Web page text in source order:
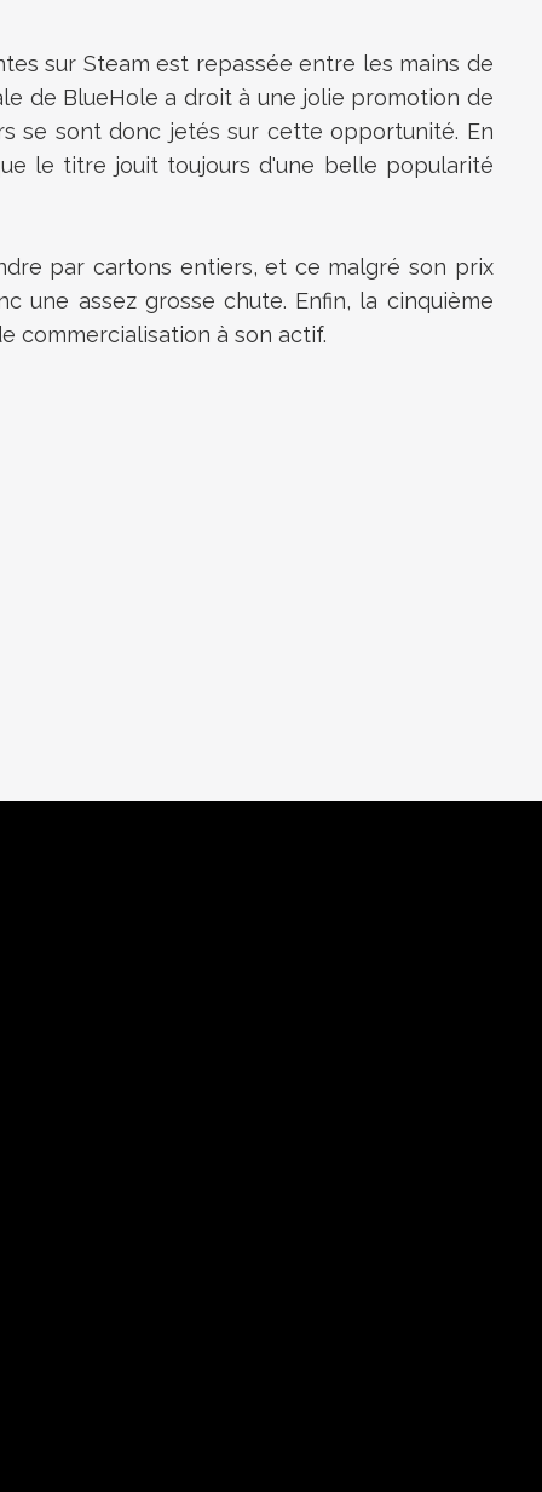
sur Steam est repassée entre les mains de
de BlueHole a droit à une jolie promotion de
se sont donc jetés sur cette opportunité. En
le titre jouit toujours d'une belle popularité
par cartons entiers, et ce malgré son prix
une assez grosse chute. Enfin, la cinquième
commercialisation à son actif.